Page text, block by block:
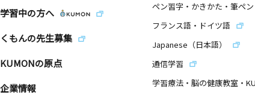
学習中の方へ
くもんの先生募集
KUMONの原点
企業情報
ペン習字・かきかた・筆ペ
フランス語・ドイツ語
Japanese（日本語）
通信学習
学習療法・脳の健康教室・